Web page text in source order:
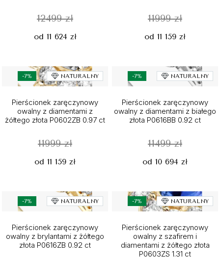
12499 zł
od 11 624 zł
11999 zł
od 11 159 zł
-7% NATURALNY
Pierścionek zaręczynowy
owalny z diamentami z
żółtego złota P0602ZB 0.97 ct
11999 zł
od 11 159 zł
-7% NATURALNY
Pierścionek zaręczynowy
owalny z diamentami z białego
złota P0616BB 0.92 ct
11499 zł
od 10 694 zł
-7% NATURALNY
Pierścionek zaręczynowy
owalny z brylantami z żółtego
złota P0616ZB 0.92 ct
-7% NATURALNY
Pierścionek zaręczynowy
owalny z szafirem i
diamentami z żółtego złota
P0603ZS 1.31 ct